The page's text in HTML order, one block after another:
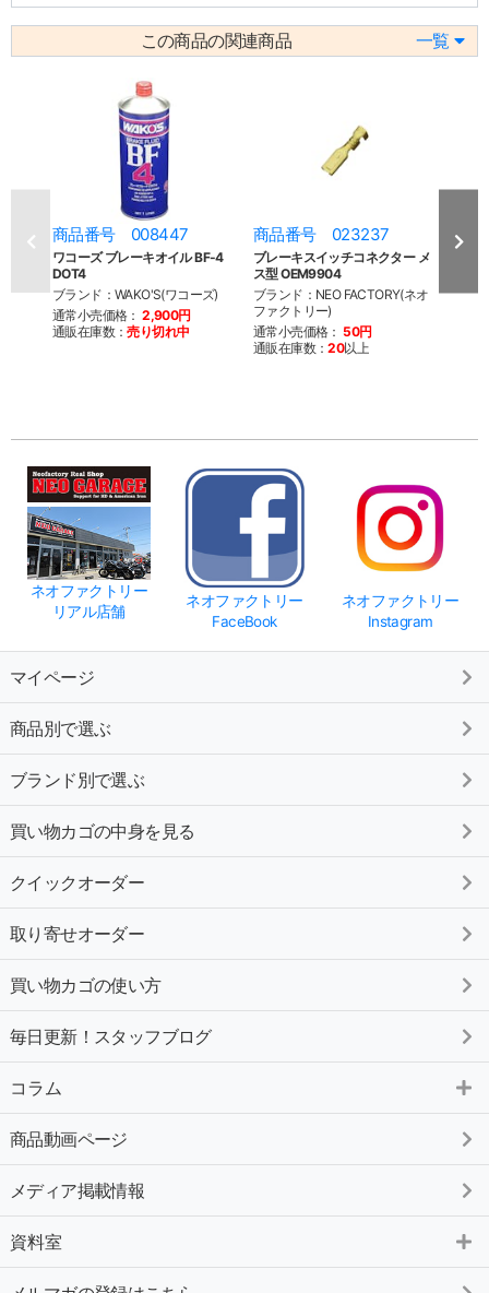
この商品の関連商品 一覧
商品番号 008447
ワコーズ ブレーキオイル BF-4
DOT4
ブランド：WAKO'S(ワコーズ)
通常小売価格： 2,900円
通販在庫数：売り切れ中
商品番号 023237
ブレーキスイッチコネクター メ
ス型 OEM9904
ブランド：NEO FACTORY(ネオ
ファクトリー)
通常小売価格： 50円
通販在庫数：20以上
商
ブラ
ネオファクトリー
リアル店舗
ネオファクトリー
FaceBook
ネオファクトリー
Instagram
マイページ
商品別で選ぶ
ブランド別で選ぶ
買い物カゴの中身を見る
クイックオーダー
取り寄せオーダー
買い物カゴの使い方
毎日更新！スタッフブログ
コラム
商品動画ページ
メディア掲載情報
資料室